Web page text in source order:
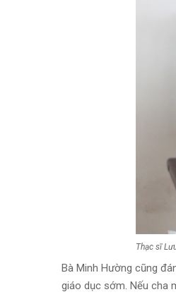
Thạc sĩ
Bà Minh Hường cũng
giáo dục sớm. Nếu cha